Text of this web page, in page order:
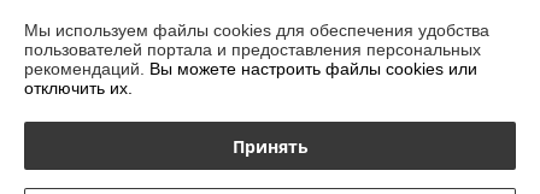
Доставка и оплата
График работы
Мы используем файлы cookies для обеспечения удобства
пользователей портала и предоставления персональных
рекомендаций. Вы можете настроить файлы cookies или
отключить их.
Принять